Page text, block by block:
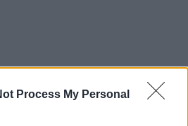
Process My Personal